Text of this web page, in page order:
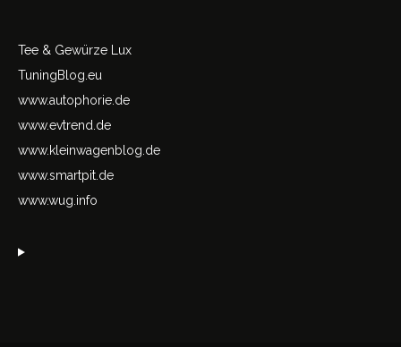
Tee & Gewürze Lux
TuningBlog.eu
www.autophorie.de
www.evtrend.de
www.kleinwagenblog.de
www.smartpit.de
www.wug.info